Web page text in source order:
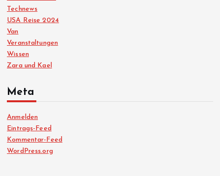
Technews
USA Reise 2024
Van
Veranstaltungen
Wissen
Zara und Kael
Meta
Anmelden
Eintrags-Feed
Kommentar-Feed
WordPress.org